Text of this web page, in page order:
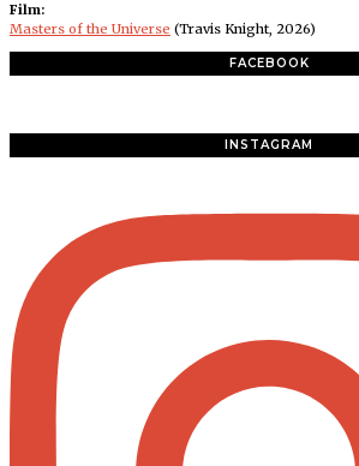
Film:
Masters of the Universe (Travis Knight, 2026)
FACEBOOK
INSTAGRAM